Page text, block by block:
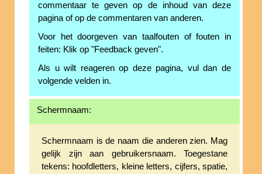
commentaar te geven op de inhoud van deze
pagina of op de commentaren van anderen.
Voor het doorgeven van taalfouten of fouten in
feiten: Klik op "Feedback geven".
Als u wilt reageren op deze pagina, vul dan de
volgende velden in.
Schermnaam:
Schermnaam is de naam die anderen zien. Mag
gelijk zijn aan gebruikersnaam. Toegestane
tekens: hoofdletters, kleine letters, cijfers, spatie,